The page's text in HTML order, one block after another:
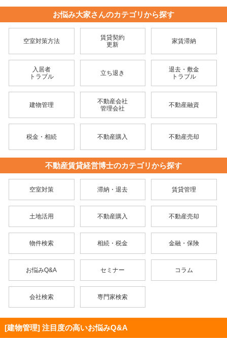
お悩み大家さんのカテゴリから探す
空室対策方法
賃貸契約
更新
家賃滞納
入居者
トラブル
立ち退き
退去・敷金
トラブル
建物管理
不動産会社
管理会社
不動産融資
税金・相続 不動産購入 不動産売却
不動産賃貸経営博士のカテゴリから探す
空室対策 滞納・退去 賃貸管理
土地活用 不動産購入 不動産売却
物件検索 相続・税金 金融・保険
お悩みQ&A セミナー コラム
会社検索 専門家検索
[建物管理] 注目度の高いお悩みQ&A